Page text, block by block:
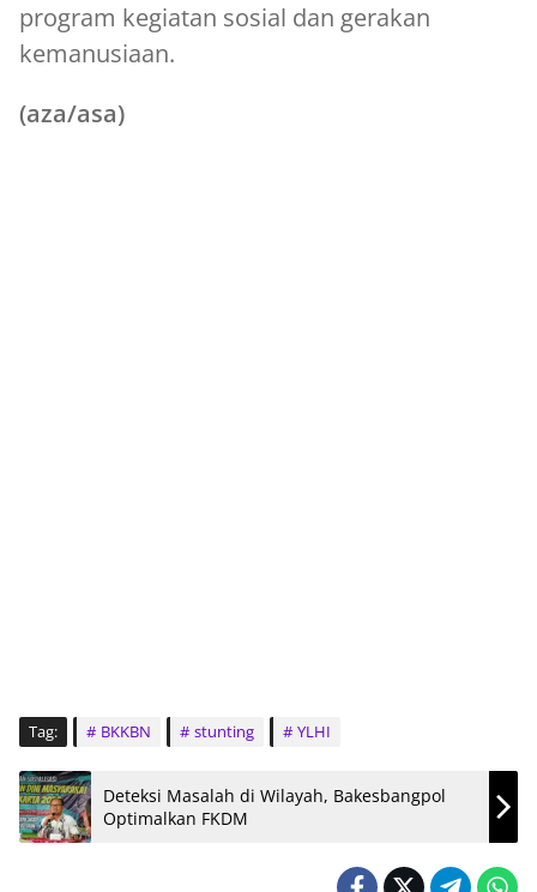
program kegiatan sosial dan gerakan
kemanusiaan.
(aza/asa)
Tag: BKKBN stunting YLHI
Deteksi Masalah di Wilayah, Bakesbangpol
Optimalkan FKDM